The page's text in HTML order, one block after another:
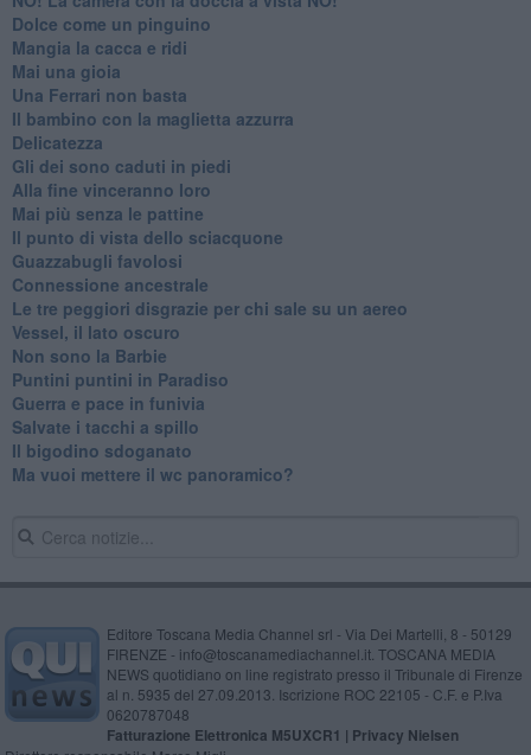
Dolce come un pinguino
Mangia la cacca e ridi
Mai una gioia
Una Ferrari non basta
Il bambino con la maglietta azzurra
Delicatezza
Gli dei sono caduti in piedi
Alla fine vinceranno loro
Mai più senza le pattine
Il punto di vista dello sciacquone
Guazzabugli favolosi
Connessione ancestrale
Le tre peggiori disgrazie per chi sale su un aereo
Vessel, il lato oscuro
Non sono la Barbie
Puntini puntini in Paradiso
Guerra e pace in funivia
Salvate i tacchi a spillo
Il bigodino sdoganato
Ma vuoi mettere il wc panoramico?
Editore Toscana Media Channel srl - Via Dei Martelli, 8 - 50129
FIRENZE - info@toscanamediachannel.it. TOSCANA MEDIA
NEWS quotidiano on line registrato presso il Tribunale di Firenze
al n. 5935 del 27.09.2013. Iscrizione ROC 22105 - C.F. e P.Iva
0620787048
Fatturazione Elettronica M5UXCR1 | Privacy Nielsen